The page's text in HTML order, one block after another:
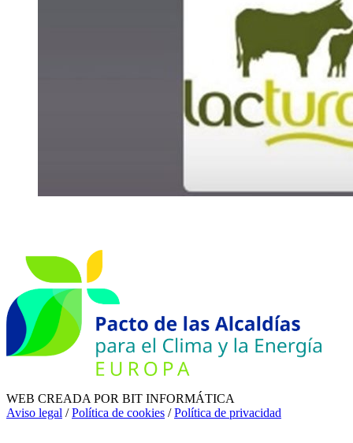
WEB CREADA POR BIT INFORMÁTICA
Aviso legal /Política de cookies /Política de privacidad